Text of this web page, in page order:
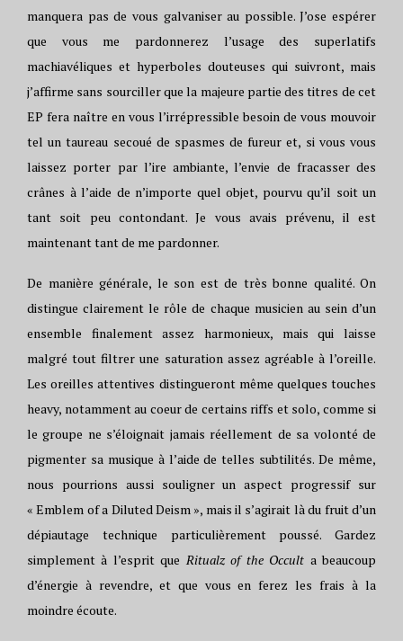
manquera pas de vous galvaniser au possible. J’ose espérer
que vous me pardonnerez l’usage des superlatifs
machiavéliques et hyperboles douteuses qui suivront, mais
j’affirme sans sourciller que la majeure partie des titres de cet
EP fera naître en vous l’irrépressible besoin de vous mouvoir
tel un taureau secoué de spasmes de fureur et, si vous vous
laissez porter par l’ire ambiante, l’envie de fracasser des
crânes à l’aide de n’importe quel objet, pourvu qu’il soit un
tant soit peu contondant. Je vous avais prévenu, il est
maintenant tant de me pardonner.
De manière générale, le son est de très bonne qualité. On
distingue clairement le rôle de chaque musicien au sein d’un
ensemble finalement assez harmonieux, mais qui laisse
malgré tout filtrer une saturation assez agréable à l’oreille.
Les oreilles attentives distingueront même quelques touches
heavy, notamment au coeur de certains riffs et solo, comme si
le groupe ne s’éloignait jamais réellement de sa volonté de
pigmenter sa musique à l’aide de telles subtilités. De même,
nous pourrions aussi souligner un aspect progressif sur
« Emblem of a Diluted Deism », mais il s’agirait là du fruit d’un
dépiautage technique particulièrement poussé. Gardez
simplement à l’esprit que Ritualz of the Occult a beaucoup
d’énergie à revendre, et que vous en ferez les frais à la
moindre écoute.